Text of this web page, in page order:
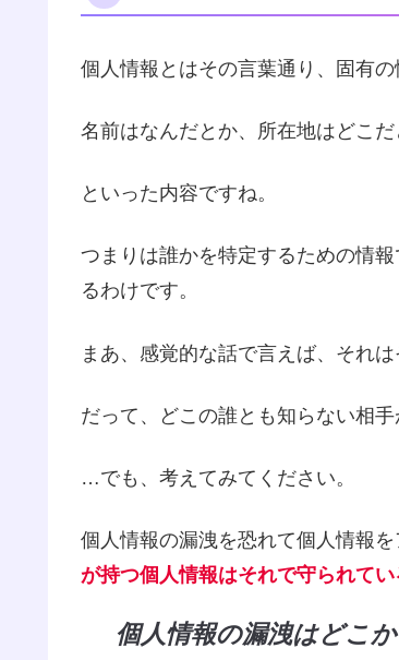
個人情報とはその言葉通り、固有の
名前はなんだとか、所在地はどこ
といった内容ですね。
つまりは誰かを特定するための情
るわけです。
まあ、感覚的な話で言えば、それ
だって、どこの誰とも知らない相
…でも、考えてみてください。
個人情報の漏洩を恐れて個人情報
が持つ個人情報はそれで守られて
個人情報の漏洩はどこ